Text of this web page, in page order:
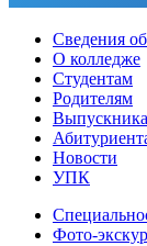
Сведения
О колледже
Студентам
Родителям
Новости
УПК
Фото-